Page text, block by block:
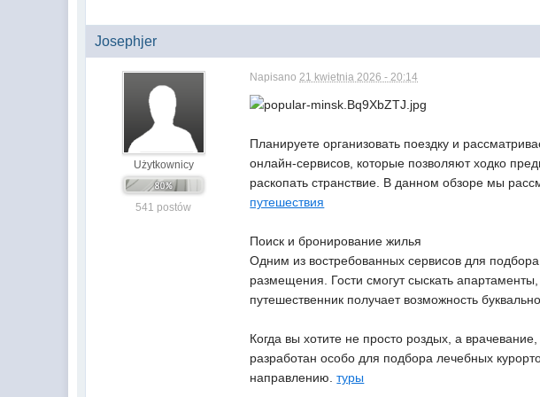
Josephjer
Użytkownicy
541 postów
Napisano21 kwietnia 2026 - 20:14
Планируете организовать поездку и
онлайн-сервисов, которые позволяют ходко
раскопать странствие. В данном обзоре мы
путешествия
Поиск и бронирование жилья
Одним из востребованных сервисов для
размещения. Гости смогут сыскать
путешественник получает возможность
Когда вы хотите не просто роздых, а
разработан особо для подбора лечебных
направлению.туры